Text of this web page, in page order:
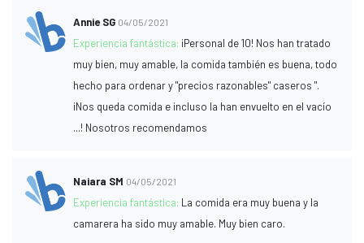
Annie SG 04/05/2021
Experiencia fantástica: ¡Personal de 10! Nos han tratado
muy bien, muy amable, la comida también es buena, todo
hecho para ordenar y "precios razonables" caseros ".
¡Nos queda comida e incluso la han envuelto en el vacío
...! Nosotros recomendamos
Naiara SM 04/05/2021
Experiencia fantástica: La comida era muy buena y la
camarera ha sido muy amable. Muy bien caro.